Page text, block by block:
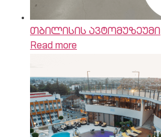
თბილისის ავტომუზეუმი
Read more